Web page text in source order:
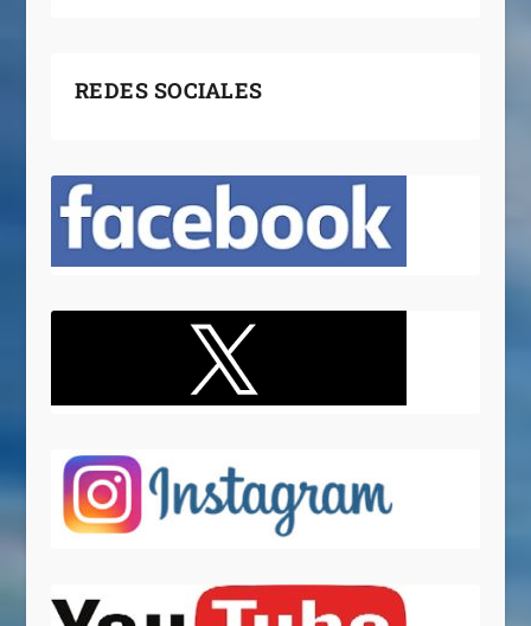
REDES SOCIALES